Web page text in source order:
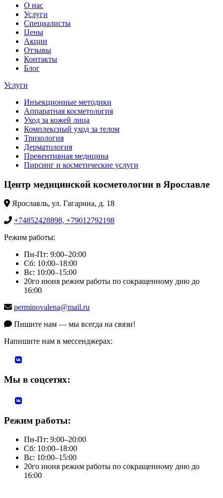
О нас
Услуги
Специалисты
Цены
Акции
Отзывы
Контакты
Блог
Услуги
Инъекционные методики
Аппаратная косметология
Уход за кожей лица
Комплексный уход за телом
Трихология
Дерматология
Превентивная медицина
Пирсинг и косметические услуги
Центр медицинской косметологии в Ярославле
Ярославль, ул. Гагарина, д. 18
+74852428898, +79012792198
Режим работы:
Пн-Пт: 9:00–20:00
Сб: 10:00–18:00
Вс: 10:00–15:00
20го июня режим работы по сокращенному дню до
16:00
perminovalena@mail.ru
Пишите нам — мы всегда на связи!
Напишите нам в мессенджерах:
Мы в соцсетях:
Режим работы:
Пн-Пт: 9:00–20:00
Сб: 10:00–18:00
Вс: 10:00–15:00
20го июня режим работы по сокращенному дню до
16:00